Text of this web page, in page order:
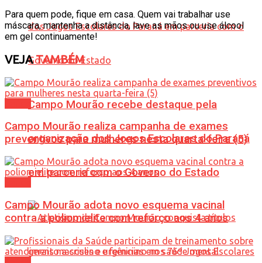
Campo Mourão recebe destaque pela
organização dos Jogos Escolares do Paraná
em parceria com o Governo do Estado
Para quem pode, fique em casa. Quem vai trabalhar use
máscara, mantenha a distância, lave as mãos ou use álcool
em gel continuamente!
VEJATAMBÉM
Campo Mourão realiza campanha de exames
preventivos para mulheres nesta quarta-feira (5)
Campo Mourão adota novo esquema vacinal
contra a poliomielite com reforço aos 4 anos